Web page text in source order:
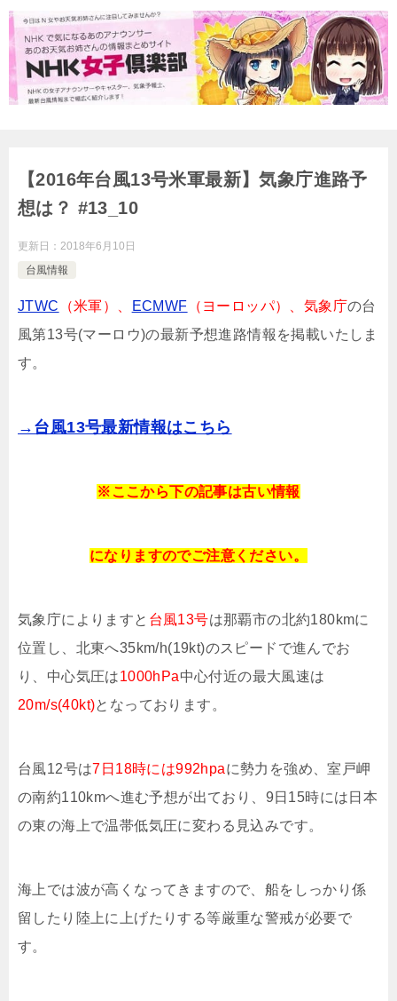
【2016年台風13号米軍最新】気象庁進路予
想は？ #13_10
更新日： 2018年6月10日
台風情報
JTWC （米軍）、 ECMWF （ヨーロッパ）、気象庁の台
風第13号(マーロウ)の最新予想進路情報を掲載いたしま
す。
→台風13号最新情報はこちら
※ここから下の記事は古い情報
になりますのでご注意ください。
気象庁によりますと 台風13号は那覇市の北約180kmに
位置し、北東へ35km/h(19kt)のスピードで進んでお
り、中心気圧は1000hPa中心付近の最大風速は
20m/s(40kt)となっております。
台風12号は7日18時には992hpaに勢力を強め、室戸岬
の南約110kmへ進む予想が出ており、9日15時には日本
の東の海上で温帯低気圧に変わる見込みです。
海上では波が高くなってきますので、船をしっかり係
留したり陸上に上げたりする等厳重な警戒が必要で
す。